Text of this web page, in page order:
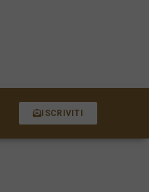
ISCRIVITI